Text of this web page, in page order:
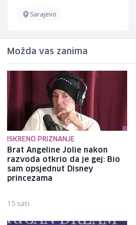
Sarajevo
Možda vas zanima
ISKRENO PRIZNANJE
Brat Angeline Jolie nakon
razvoda otkrio da je gej: Bio
sam opsjednut Disney
princezama
15 sati